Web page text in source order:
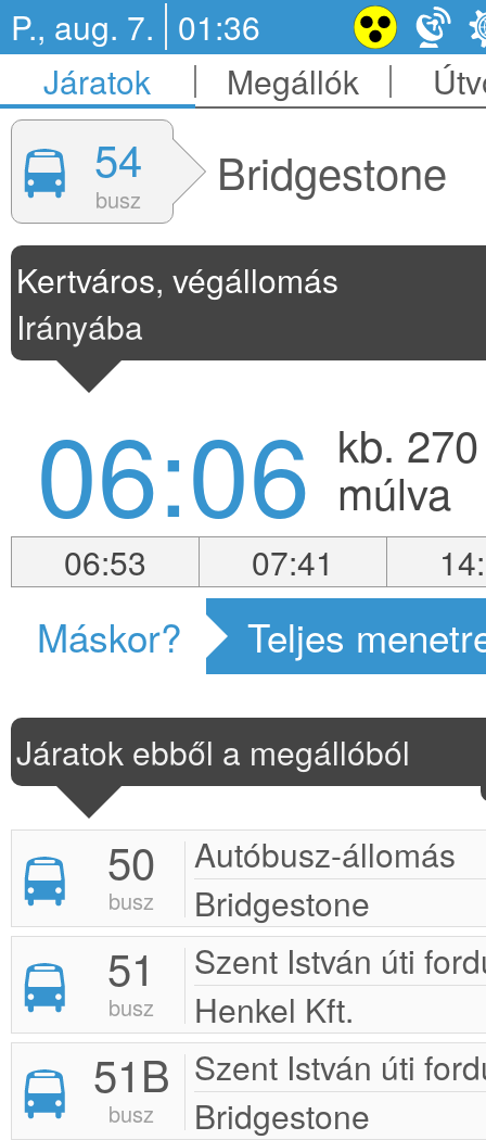
P., aug. 7. 01:36
Járatok
Megállók
54
busz Bridgestone
Kertváros, végállomás
Irányába
06:06 kb.
múlva
06:53 07:41
Máskor? Teljes
Járatok ebből a megállóból
50
busz
Autóbusz-állomás
Bridgestone
51
busz
Szent István úti
Henkel Kft.
51B
busz
Szent István úti
Bridgestone